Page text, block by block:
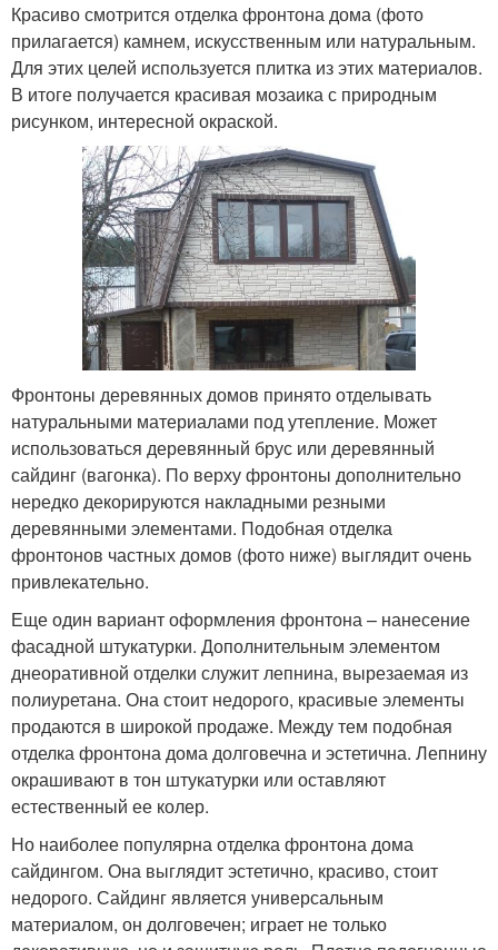
Красиво смотрится отделка фронтона дома (фото
прилагается) камнем, искусственным или натуральным.
Для этих целей используется плитка из этих материалов.
В итоге получается красивая мозаика с природным
рисунком, интересной окраской.
Фронтоны деревянных домов принято отделывать
натуральными материалами под утепление. Может
использоваться деревянный брус или деревянный
сайдинг (вагонка). По верху фронтоны дополнительно
нередко декорируются накладными резными
деревянными элементами. Подобная отделка
фронтонов частных домов (фото ниже) выглядит очень
привлекательно.
Еще один вариант оформления фронтона – нанесение
фасадной штукатурки. Дополнительным элементом
днеоративной отделки служит лепнина, вырезаемая из
полиуретана. Она стоит недорого, красивые элементы
продаются в широкой продаже. Между тем подобная
отделка фронтона дома долговечна и эстетична. Лепнину
окрашивают в тон штукатурки или оставляют
естественный ее колер.
Но наиболее популярна отделка фронтона дома
сайдингом. Она выглядит эстетично, красиво, стоит
недорого. Сайдинг является универсальным
материалом, он долговечен; играет не только